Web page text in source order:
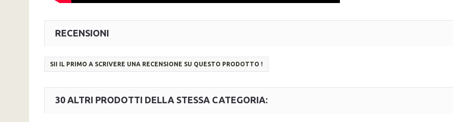
RECENSIONI
SII IL PRIMO A SCRIVERE UNA RECENSIONE SU QUESTO PRODOTTO !
30 ALTRI PRODOTTI DELLA STESSA CATEGORIA: